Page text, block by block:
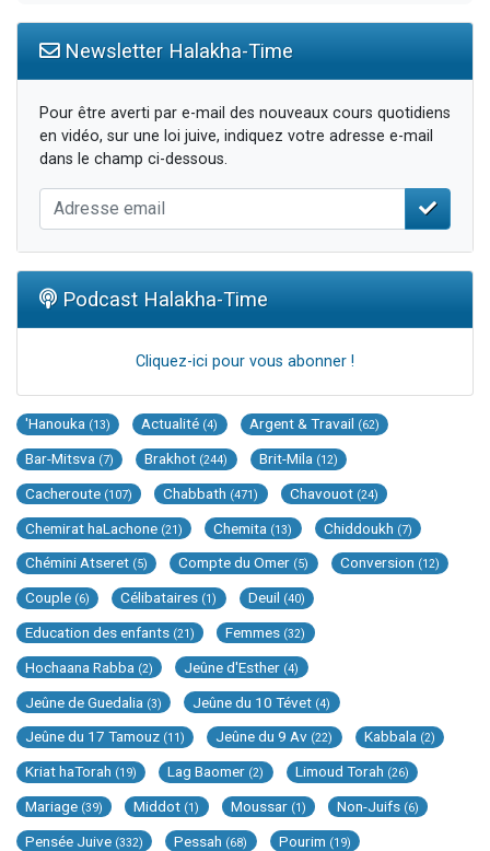
Newsletter Halakha-Time
Pour être averti par e-mail des nouveaux cours quotidiens
en vidéo, sur une loi juive, indiquez votre adresse e-mail
dans le champ ci-dessous.
Podcast Halakha-Time
Cliquez-ici pour vous abonner !
'Hanouka (13) Actualité (4) Argent & Travail (62)
Bar-Mitsva (7) Brakhot (244) Brit-Mila (12)
Cacheroute (107) Chabbath (471) Chavouot (24)
Chemirat haLachone (21) Chemita (13) Chiddoukh (7)
Chémini Atseret (5) Compte du Omer (5) Conversion (12)
Couple (6) Célibataires (1) Deuil (40)
Education des enfants (21) Femmes (32)
Hochaana Rabba (2) Jeûne d'Esther (4)
Jeûne de Guedalia (3) Jeûne du 10 Tévet (4)
Jeûne du 17 Tamouz (11) Jeûne du 9 Av (22) Kabbala (2)
Kriat haTorah (19) Lag Baomer (2) Limoud Torah (26)
Mariage (39) Middot (1) Moussar (1) Non-Juifs (6)
Pensée Juive (332) Pessah (68) Pourim (19)